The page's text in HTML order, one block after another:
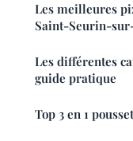
Les meilleures
Saint-Seurin-
Les différentes
guide pratique
Top 3 en 1